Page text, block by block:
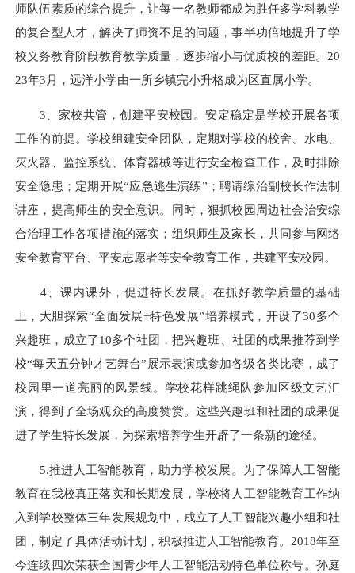
师队伍素质的综合提升，让每一名教师都成为胜任多学科教学
的复合型人才，解决了师资不足的问题，事半功倍地提升了学
校义务教育阶段教育教学质量，逐步缩小与优质校的差距。20
23年3月，远洋小学由一所乡镇完小升格成为区直属小学。
3、家校共管，创建平安校园。安定稳定是学校开展各项
工作的前提。学校组建安全团队，定期对学校的校舍、水电、
灭火器、监控系统、体育器械等进行安全检查工作，及时排除
安全隐患；定期开展“应急逃生演练”；聘请综治副校长作法制
讲座，提高师生的安全意识。同时，狠抓校园周边社会治安综
合治理工作各项措施的落实；组织师生及家长，共同参与网络
安全教育平台、平安志愿者等安全教育工作，共建平安校园。
4、课内课外，促进特长发展。在抓好教学质量的基础
上，大胆探索“全面发展+特色发展”培养模式，开设了30多个
兴趣班，成立了10多个社团，把兴趣班、社团的成果推荐到学
校“每天五分钟才艺舞台”展示表演或参加各级各类比赛，成了
校园里一道亮丽的风景线。学校花样跳绳队参加区级文艺汇
演，得到了全场观众的高度赞赏。这些兴趣班和社团的成果促
进了学生特长发展，为探索培养学生开辟了一条新的途径。
5.推进人工智能教育，助力学校发展。为了保障人工智能
教育在我校真正落实和长期发展，学校将人工智能教育工作纳
入到学校整体三年发展规划中，成立了人工智能兴趣小组和社
团，制定了具体活动计划，积极推进人工智能教育。2018年至
今连续四次荣获全国青少年人工智能活动特色单位称号。孙庭